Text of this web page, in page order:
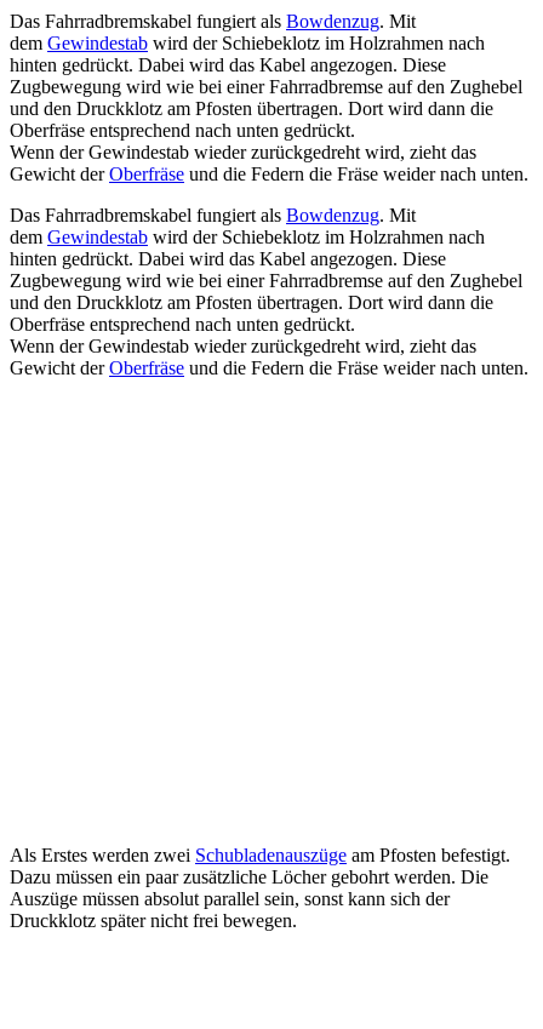
Das Fahrradbremskabel fungiert als Bowdenzug. Mit
dem Gewindestab wird der Schiebeklotz im Holzrahmen nach
hinten gedrückt. Dabei wird das Kabel angezogen. Diese
Zugbewegung wird wie bei einer Fahrradbremse auf den Zughebel
und den Druckklotz am Pfosten übertragen. Dort wird dann die
Oberfräse entsprechend nach unten gedrückt.
Wenn der Gewindestab wieder zurückgedreht wird, zieht das
Gewicht derOberfräse und die Federn die Fräse weider nach unten.
Das Fahrradbremskabel fungiert als Bowdenzug. Mit
dem Gewindestab wird der Schiebeklotz im Holzrahmen nach
hinten gedrückt. Dabei wird das Kabel angezogen. Diese
Zugbewegung wird wie bei einer Fahrradbremse auf den Zughebel
und den Druckklotz am Pfosten übertragen. Dort wird dann die
Oberfräse entsprechend nach unten gedrückt.
Wenn der Gewindestab wieder zurückgedreht wird, zieht das
Gewicht derOberfräse und die Federn die Fräse weider nach unten.
Als Erstes werden zwei Schubladenauszüge am Pfosten befestigt.
Dazu müssen ein paar zusätzliche Löcher gebohrt werden. Die
Auszüge müssen absolut parallel sein, sonst kann sich der
Druckklotz später nicht frei bewegen.